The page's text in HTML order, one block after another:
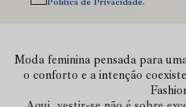
Política de Privacidade.
Moda feminina pensada para
o conforto e a intenção